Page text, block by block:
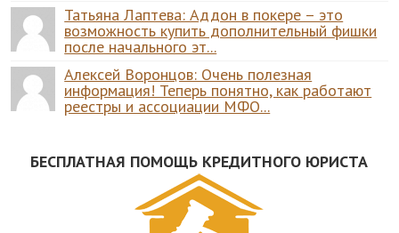
Татьяна Лаптева: Аддон в покере – это
возможность купить дополнительный фишки
после начального эт...
Алексей Воронцов: Очень полезная
информация! Теперь понятно, как работают
реестры и ассоциации МФО...
БЕСПЛАТНАЯ ПОМОЩЬ КРЕДИТНОГО ЮРИСТА